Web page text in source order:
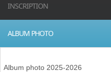
INSCRIPTION
ALBUM PHOTO
Album photo 2025-2026